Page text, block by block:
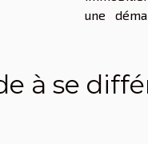
une
à se